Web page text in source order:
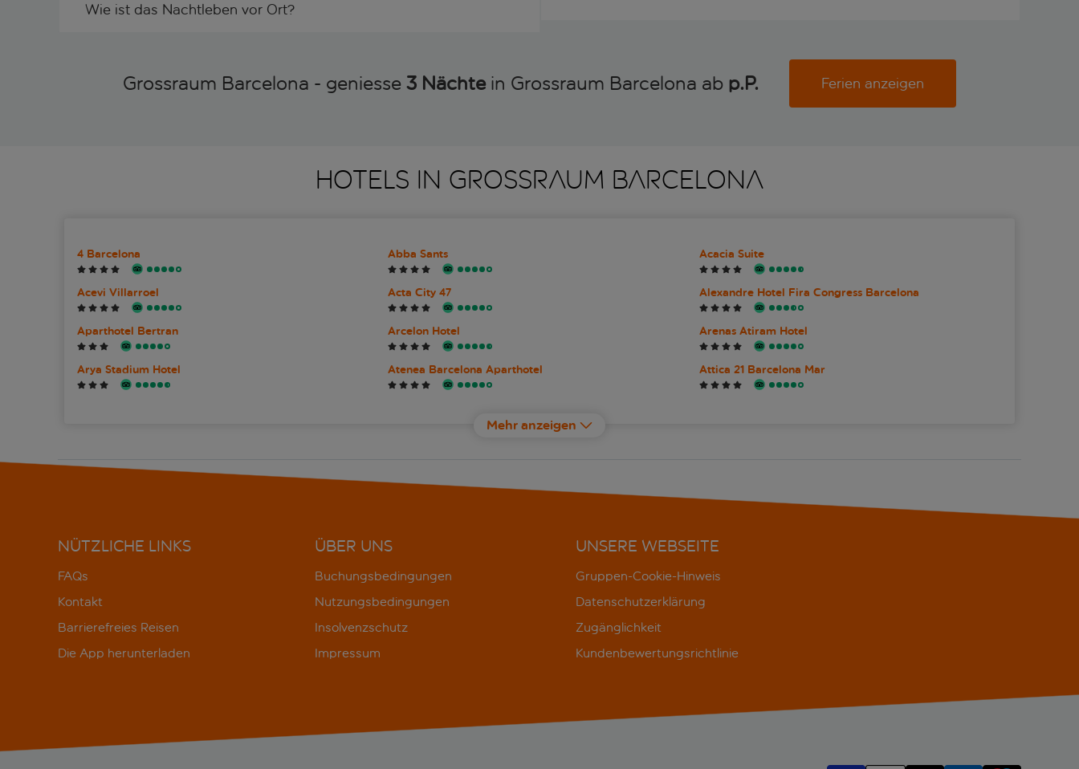
Wie ist das Nachtleben vor Ort?
Grossraum Barcelona - geniesse 3 Nächtein Grossraum Barcelona ab p.P. Ferien anzeigen
HOTELS IN GROSSRAUM BARCELONA
4 Barcelona Abba Sants Acacia Suite
Acevi Villarroel Acta City 47 Alexandre Hotel Fira Congress Barcelona
Aparthotel Bertran Arcelon Hotel Arenas Atiram Hotel
Arya Stadium Hotel Atenea Barcelona Aparthotel Attica 21 Barcelona Mar
Condado
HG City Suites Barcelona Hilton Barcelona Hilton Diagonal Mar Barcelona
Hyatt Regency Barcelona Tower
Mehr anzeigen
NÜTZLICHE LINKS
FAQs
Kontakt
Barrierefreies Reisen
Die App herunterladen
ÜBER UNS
Buchungsbedingungen
Nutzungsbedingungen
Insolvenzschutz
Impressum
UNSERE WEBSEITE
Gruppen-Cookie-Hinweis
Datenschutzerklärung
Zugänglichkeit
Kundenbewertungsrichtlinie